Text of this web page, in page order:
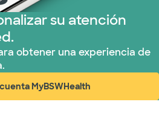
(1 planes)
(33 planes)
su atención
obtener una experiencia de
MyBSWHealth
(abre en ventana nueva)